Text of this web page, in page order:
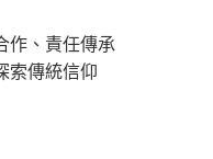
作、責任傳承
索傳統信仰